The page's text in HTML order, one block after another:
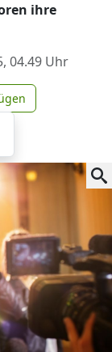
ihre
04.49 Uhr
Telegram